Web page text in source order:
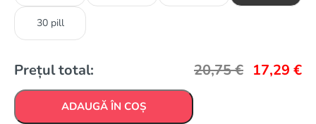
30 pill
Prețul total: 20,75€ 17,29 €
ADAUGĂ ÎN COȘ